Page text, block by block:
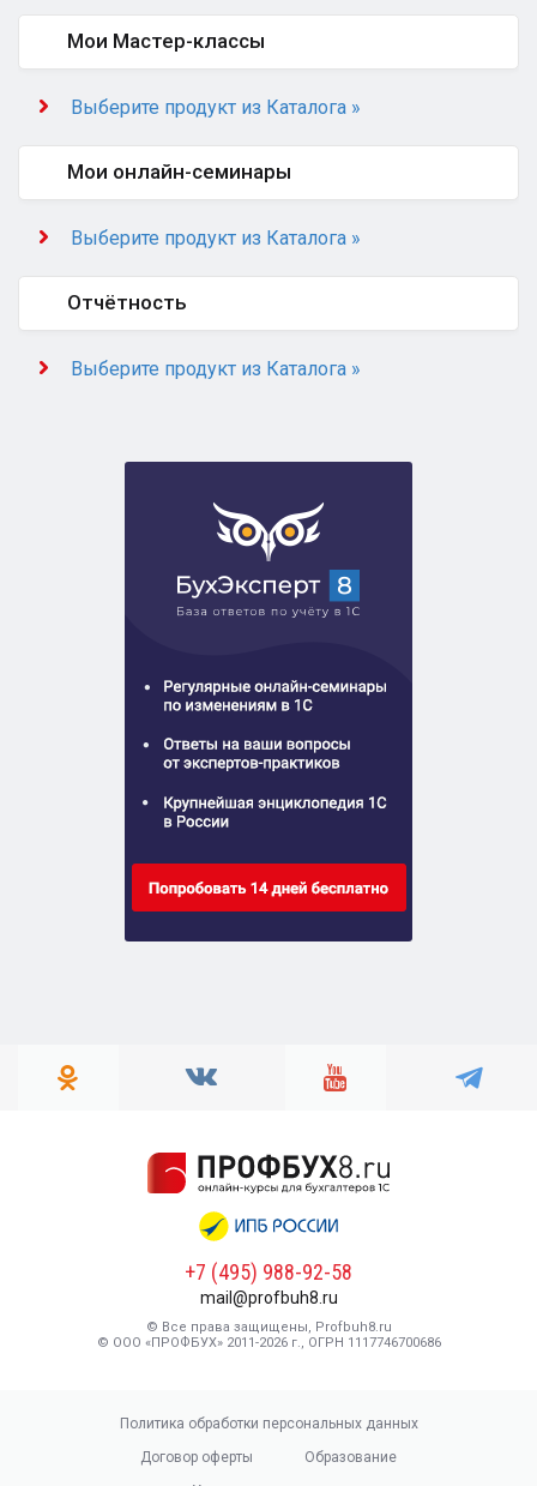
Мои Мастер-классы
Выберите продукт из Каталога »
Мои онлайн-семинары
Выберите продукт из Каталога »
Отчётность
Выберите продукт из Каталога »
+7 (495) 988-92-58
mail@profbuh8.ru
© Все права защищены, Profbuh8.ru
© ООО «ПРОФБУХ» 2011-2026 г., ОГРН 1117746700686
Политика обработки персональных данных
Договор оферты
Образование